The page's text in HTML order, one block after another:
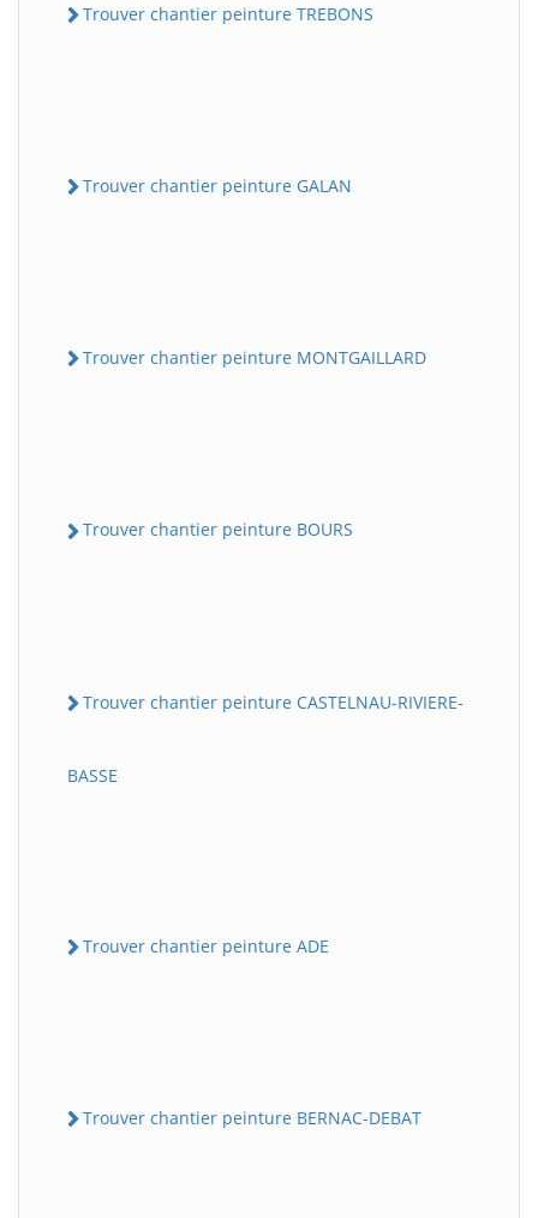
Trouver chantier peinture TREBONS
Trouver chantier peinture GALAN
Trouver chantier peinture MONTGAILLARD
Trouver chantier peinture BOURS
Trouver chantier peinture CASTELNAU-RIVIERE-
BASSE
Trouver chantier peinture ADE
Trouver chantier peinture BERNAC-DEBAT